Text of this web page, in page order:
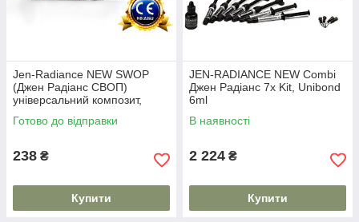
Jen-Radiance NEW SWOP
(Джен Радіанс СВОП)
унiверсальний композит,
Готово до відправки
238 ₴
Купити
JEN-RADIANCE NEW Combi
Джен Радіанс 7x Kit, Unibond
6ml
В наявності
2 224 ₴
Купити